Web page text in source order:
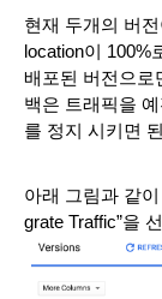
현재 두개의 버
location이 100%
배포된 버전으로
백은 트래픽을
를 정지 시키면
아래 그림과 같
grate Traffic”을